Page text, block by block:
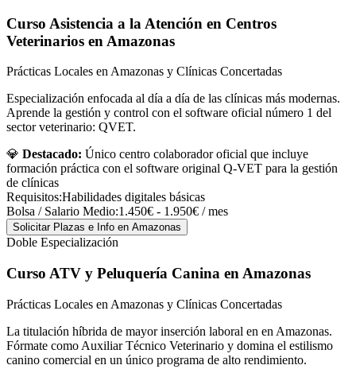
Curso Asistencia a la Atención en Centros
Veterinarios en Amazonas
Prácticas Locales en Amazonas y Clínicas Concertadas
Especialización enfocada al día a día de las clínicas más modernas.
Aprende la gestión y control con el software oficial número 1 del
sector veterinario: QVET.
💎 Destacado: Único centro colaborador oficial que incluye
formación práctica con el software original Q-VET para la gestión
de clínicas
Requisitos:Habilidades digitales básicas
Bolsa / Salario Medio:1.450€ - 1.950€ / mes
Solicitar Plazas e Info en Amazonas
Doble Especialización
Curso ATV y Peluquería Canina en Amazonas
Prácticas Locales en Amazonas y Clínicas Concertadas
La titulación híbrida de mayor inserción laboral en en Amazonas.
Fórmate como Auxiliar Técnico Veterinario y domina el estilismo
canino comercial en un único programa de alto rendimiento.